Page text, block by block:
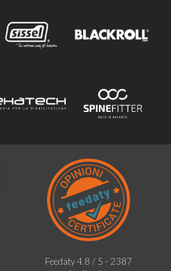
Feedaty4.8 / 5 - 2387